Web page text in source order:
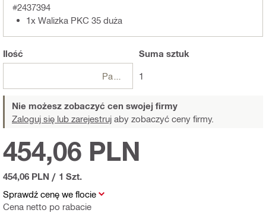
#2437394
1x Walizka PKC 35 duża
Ilość Suma sztuk
1
Nie możesz zobaczyć cen swojej firmy
Zaloguj się lub zarejestruj aby zobaczyć ceny firmy.
Sprawdź cenę we flocie
Cena netto po rabacie
454,06 PLN
454,06 PLN / 1 Szt.